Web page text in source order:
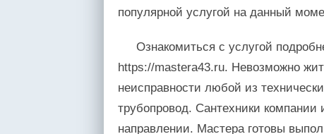
популярной услугой на данный
Ознакомиться с услугой
https://mastera43.ru. Невозможно
неисправности любой из
трубопровод. Сантехники
направлении. Мастера готовы